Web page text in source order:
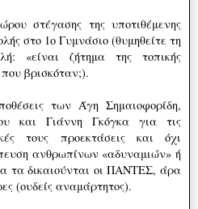
στέγασης της υποτιθέμενης
στο 1ο Γυμνάσιο (θυμηθείτε τη
«είναι ζήτημα της τοπικής
βρισκόταν;).
των Άγη Σημαιοφορίδη,
και Γιάννη Γκόγκα για τις
τους προεκτάσεις και όχι
ανθρωπίνων «αδυναμιών» ή
τα δικαιούνται οι ΠΑΝΤΕΣ, άρα
(ουδείς αναμάρτητος).